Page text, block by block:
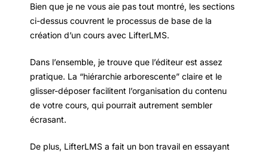
Bien que je ne vous aie pas tout montré, les sections
ci-dessus couvrent le processus de base de la
création d’un cours avec LifterLMS.
Dans l’ensemble, je trouve que l’éditeur est assez
pratique. La “hiérarchie arborescente” claire et le
glisser-déposer facilitent l’organisation du contenu
de votre cours, qui pourrait autrement sembler
écrasant.
De plus, LifterLMS a fait un bon travail en essayant